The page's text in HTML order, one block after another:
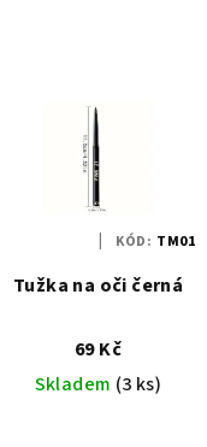
Tužka na oči černá
69 Kč
Skladem (3 ks)
KÓD: TM01